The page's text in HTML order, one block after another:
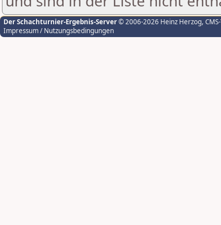
Der Schachturnier-Ergebnis-Server© 2006-2026 Heinz Herzog,
Impressum / Nutzungsbedingungen